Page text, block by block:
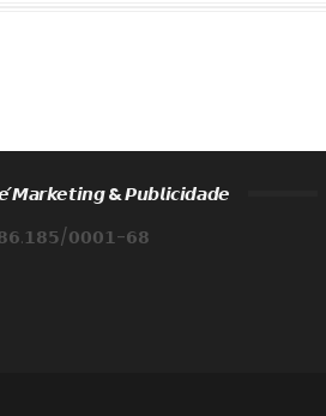
𝙈𝙖𝙧𝙠𝙚𝙩𝙞𝙣𝙜 & 𝙋𝙪𝙗𝙡𝙞𝙘𝙞𝙙𝙖𝙙𝙚
𝟬𝟬𝟬𝟭-𝟲𝟴